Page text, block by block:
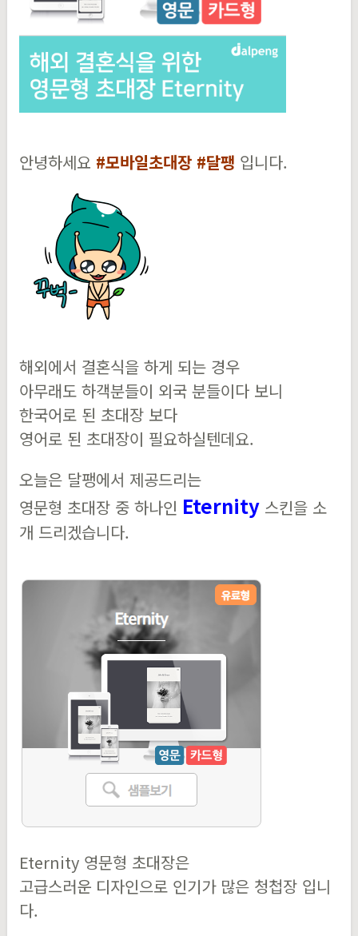
안녕하세요 #모바일초대장 #달팽 입니다.
해외에서 결혼식을 하게 되는 경우
아무래도 하객분들이 외국 분들이다 보니
한국어로 된 초대장 보다
영어로 된 초대장이 필요하실텐데요.
오늘은 달팽에서 제공드리는
영문형 초대장 중 하나인 Eternity스킨을 소
개 드리겠습니다.
Eternity 영문형 초대장은
고급스러운 디자인으로 인기가 많은 청첩장 입니
다.